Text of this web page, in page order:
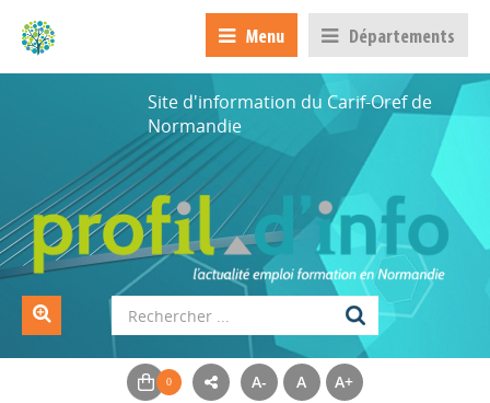
Menu Départements
Site d'information du Carif-Oref de
Normandie
A- A A+